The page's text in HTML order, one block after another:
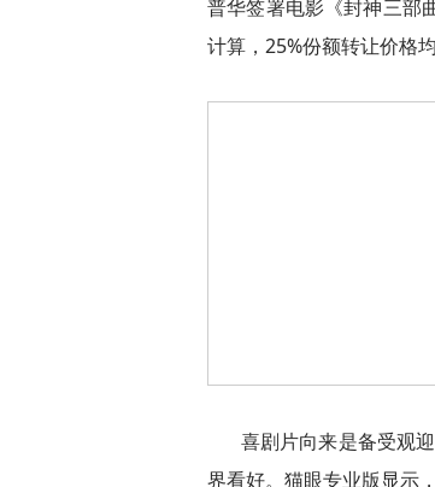
普华签署电影《封神三部
计算，25%份额转让价格
喜剧片向来是备受观
界看好。猫眼专业版显示